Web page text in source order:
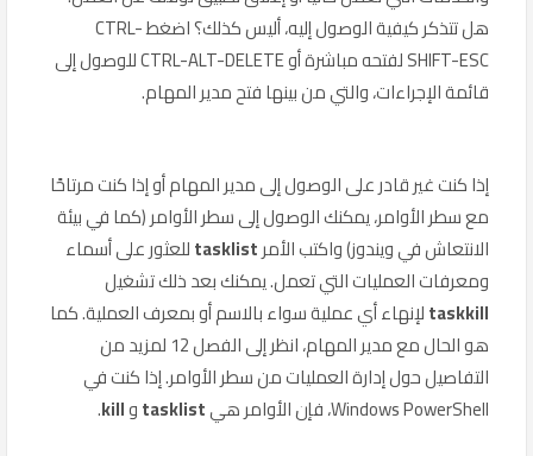
هل تتذكر كيفية الوصول إليه، أليس كذلك؟ اضغط CTRL-
SHIFT-ESC لفتحه مباشرة أو CTRL-ALT-DELETE للوصول إلى
قائمة الإجراءات، والتي من بينها فتح مدير المهام.
إذا كنت غير قادر على الوصول إلى مدير المهام أو إذا كنت مرتاحًا
مع سطر الأوامر، يمكنك الوصول إلى سطر الأوامر (كما في بيئة
الانتعاش في ويندوز) واكتب الأمرtasklistللعثور على أسماء
ومعرفات العمليات التي تعمل. يمكنك بعد ذلك تشغيل
taskkillلإنهاء أي عملية سواء بالاسم أو بمعرف العملية. كما
هو الحال مع مدير المهام، انظر إلى الفصل 12 لمزيد من
التفاصيل حول إدارة العمليات من سطر الأوامر. إذا كنت في
Windows PowerShell، فإن الأوامر هي
tasklistوkill
.